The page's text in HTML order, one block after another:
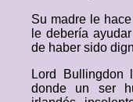
Su madre le
le debería
de haber sido
Lord Bullingdon
donde un ser